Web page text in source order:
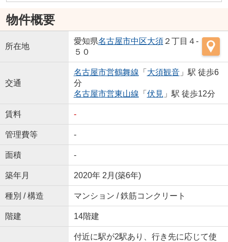
物件概要
所在地
愛知県名古屋市中区大須２丁目４-
５０
交通
名古屋市営鶴舞線 「 大須観音」駅 徒歩6
分
名古屋市営東山線 「 伏見 」駅 徒歩12分
賃料 -
管理費等 -
面積 -
築年月 2020年 2月(築6年)
種別 / 構造 マンション / 鉄筋コンクリート
階建 14階建
付近に駅が2駅あり、行き先に応じて使